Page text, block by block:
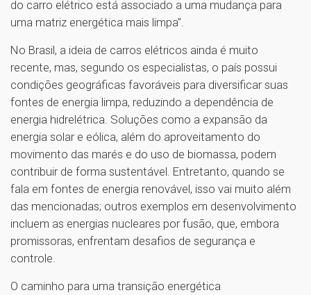
do carro elétrico está associado a uma mudança para
uma matriz energética mais limpa".
No Brasil, a ideia de carros elétricos ainda é muito
recente, mas, segundo os especialistas, o país possui
condições geográficas favoráveis para diversificar suas
fontes de energia limpa, reduzindo a dependência de
energia hidrelétrica. Soluções como a expansão da
energia solar e eólica, além do aproveitamento do
movimento das marés e do uso de biomassa, podem
contribuir de forma sustentável. Entretanto, quando se
fala em fontes de energia renovável, isso vai muito além
das mencionadas; outros exemplos em desenvolvimento
incluem as energias nucleares por fusão, que, embora
promissoras, enfrentam desafios de segurança e
controle.
O caminho para uma transição energética